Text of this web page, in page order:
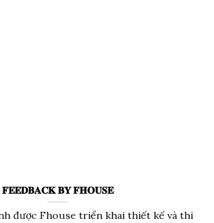
𝐅𝐄𝐄𝐃𝐁𝐀𝐂𝐊 𝐁𝐘 𝐅𝐇𝐎𝐔𝐒𝐄
được Fhouse triển khai thiết kế và thi